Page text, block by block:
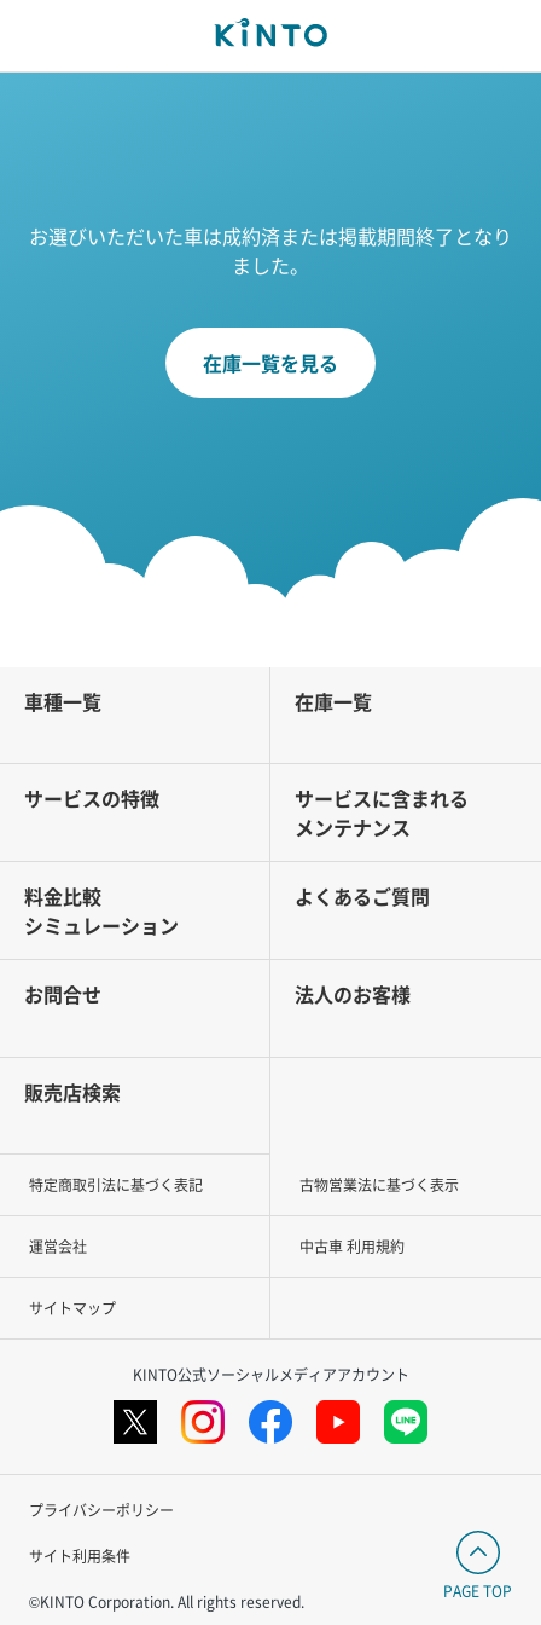
お選びいただいた車は成約済または掲載期間終了となり
ました。
在庫一覧を見る
車種一覧 在庫一覧
サービスの特徴
サービスに含まれる
メンテナンス
料金比較
シミュレーション
よくあるご質問
お問合せ 法人のお客様
販売店検索
特定商取引法に基づく表記 古物営業法に基づく表示
運営会社 中古車 利用規約
サイトマップ
KINTO公式ソーシャルメディアアカウント
プライバシーポリシー
サイト利用条件
©KINTO Corporation. All rights reserved.
PAGE TOP